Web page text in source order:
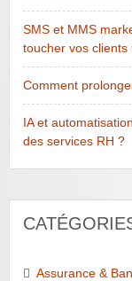
SMS et MMS
toucher vos clients
Comment
IA et
des services RH ?
Assurance &